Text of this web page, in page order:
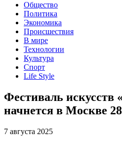
Общество
Политика
Экономика
Происшествия
В мире
Технологии
Культура
Спорт
Life Style
Фестиваль искусств
начнется в Москве 28
7 августа 2025